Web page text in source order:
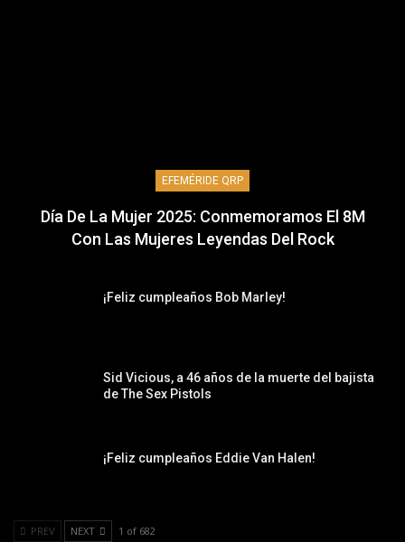
EFEMÉRIDE QRP
Día De La Mujer 2025: Conmemoramos El 8M
Con Las Mujeres Leyendas Del Rock
¡Feliz cumpleaños Bob Marley!
Sid Vicious, a 46 años de la muerte del bajista
de The Sex Pistols
¡Feliz cumpleaños Eddie Van Halen!
PREV NEXT 1 of 682